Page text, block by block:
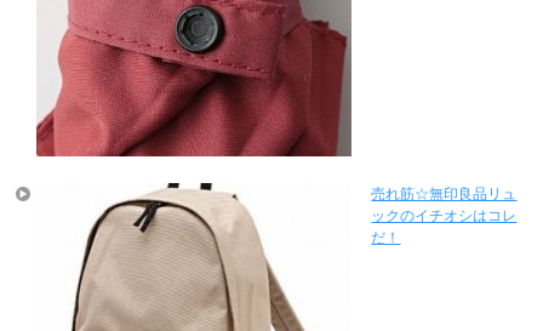
売れ筋☆無印良品リュ
ックのイチオシはコレ
だ！